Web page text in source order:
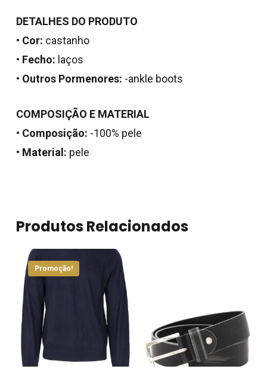
Nenhum produto no
DETALHES DO PRODUTO
• Cor: castanho
• Fecho: laços
• Outros Pormenores: -ankle boots
COMPOSIÇÃO E MATERIAL
• Composição: -100% pele
• Material: pele
Produtos Relacionados
Promoção!